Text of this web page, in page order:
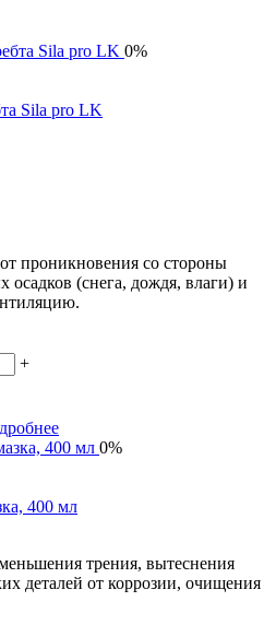
0%
Sila pro LK
проникновения со стороны
(снега, дождя, влаги) и
+
0%
400 мл
трения, вытеснения
деталей от коррозии, очищения